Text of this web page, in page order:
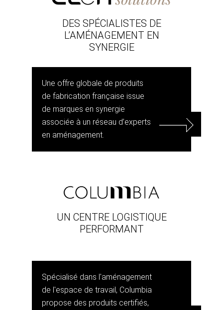
DES SPÉCIALISTES DE
L’AMÉNAGEMENT EN
SYNERGIE
Une offre globale de produits
de fabrication française issue
de marques en synergie
associée à un réseau d’experts
en aménagement.
UN CENTRE LOGISTIQUE
PERFORMANT
Spécialisé dans l'aménagement
de l'espace de travail, Columbia
propose des produits certifiés,